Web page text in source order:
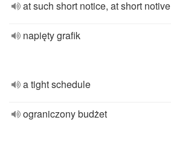
at such short notice, at short notive
napięty grafik
a tight schedule
ograniczony budżet